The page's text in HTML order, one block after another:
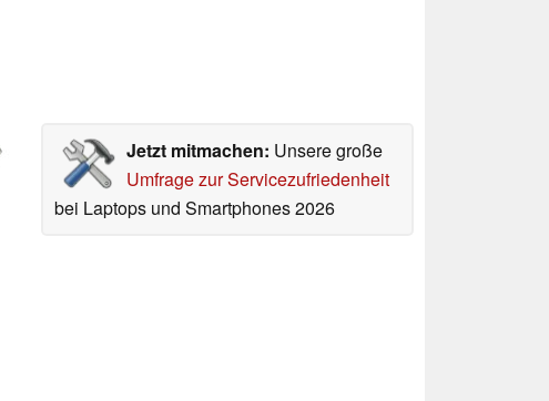
Jetzt mitmachen: Unsere große
Umfrage zur Servicezufriedenheit
bei Laptops und Smartphones 2026